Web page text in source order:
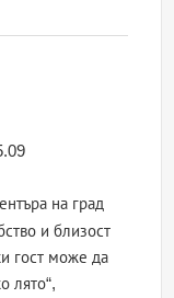
на град
и близост
гост може да
лято“,